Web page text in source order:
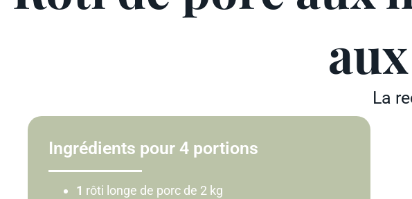
La
Ingrédients pour 4 portions
1 rôti longe de porc de 2 kg